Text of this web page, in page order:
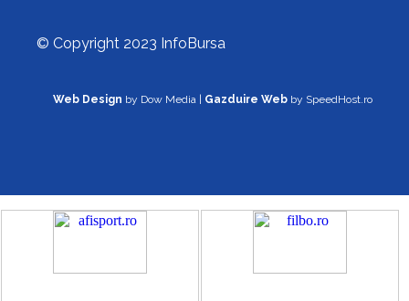
© Copyright 2023 InfoBursa
Web Design by Dow Media | Gazduire Web by SpeedHost.ro